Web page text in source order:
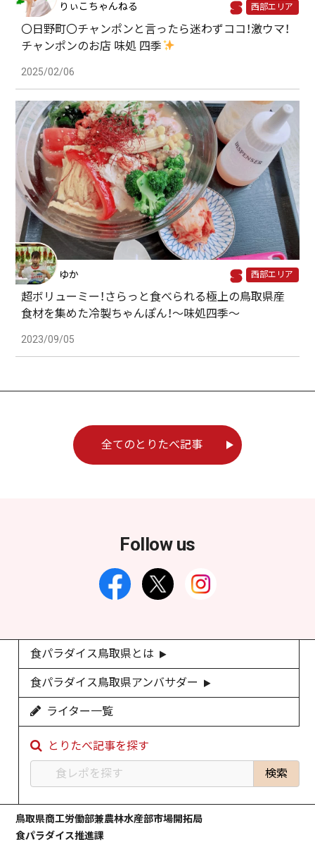
りぃこちゃんねる 西部エリア
〇日野町〇チャンポンと言ったら迷わずココ！激ウマ！
チャンポンのお店 味処 四季
2025/02/06
ゆか 西部エリア
超ボリューミー！さらっと食べられる極上の鳥取県産
食材を集めた冷製ちゃんぽん！～味処四季～
2023/09/05
全てのとりたべ記事
Follow us
食パラダイス鳥取県とは
食パラダイス鳥取県アンバサダー
ライター一覧
とりたべ記事を探す
鳥取県商工労働部兼農林水産部市場開拓局
食パラダイス推進課